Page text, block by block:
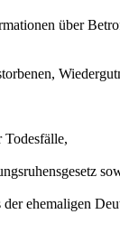
über
Todesfälle,
ehemaligen